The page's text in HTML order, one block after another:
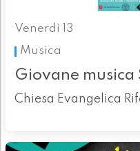
Venerdì 13
Musica
Giovane
Chiesa Evangelica